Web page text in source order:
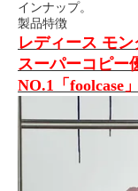
インナップ。
製品特徴
レディース モ
スーパーコピー
NO.1「foolcase」